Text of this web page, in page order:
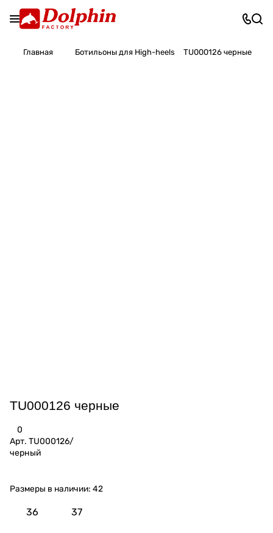
Главная Ботильоны для High-heels TU000126 черные
TU000126 черные
0
Арт. TU000126/
черный
Размеры в наличии: 42
36 37